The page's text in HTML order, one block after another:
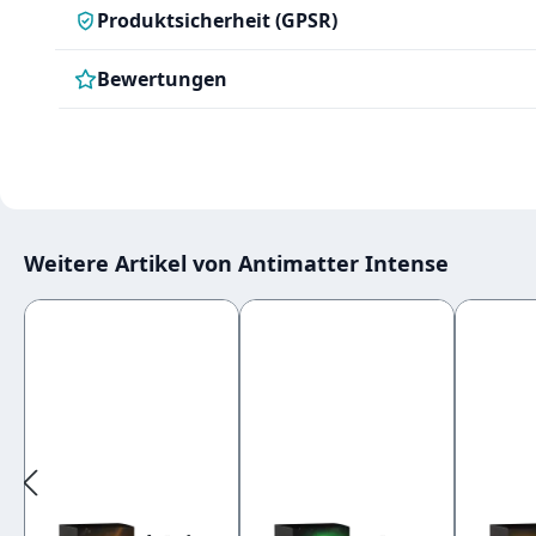
Produktsicherheit (GPSR)
Bewertungen
Weitere Artikel von Antimatter Intense
Produktgalerie überspringen